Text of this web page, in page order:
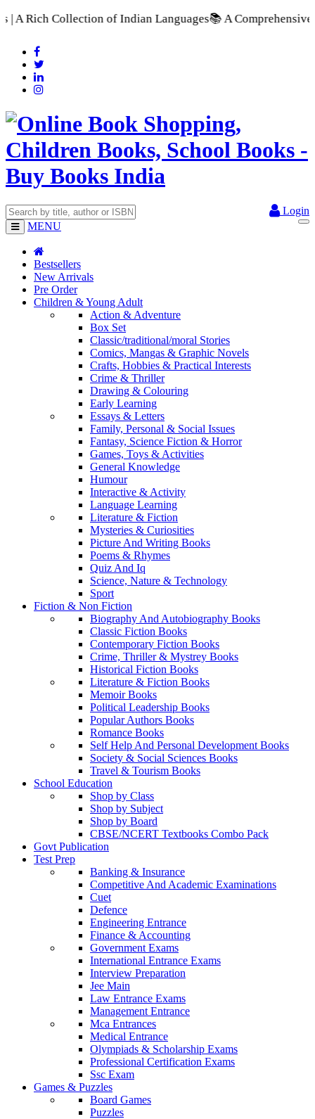
of Indian Languages📚 A Comprehensive Range of
Login
MENU
Bestsellers
New Arrivals
Pre Order
Children & Young Adult
Action & Adventure
Box Set
Classic/traditional/moral Stories
Comics, Mangas & Graphic Novels
Crafts, Hobbies & Practical Interests
Crime & Thriller
Drawing & Colouring
Early Learning
Essays & Letters
Family, Personal & Social Issues
Fantasy, Science Fiction & Horror
Games, Toys & Activities
General Knowledge
Humour
Interactive & Activity
Language Learning
Literature & Fiction
Mysteries & Curiosities
Picture And Writing Books
Poems & Rhymes
Quiz And Iq
Science, Nature & Technology
Sport
Fiction & Non Fiction
Biography And Autobiography Books
Classic Fiction Books
Contemporary Fiction Books
Crime, Thriller & Mystrey Books
Historical Fiction Books
Literature & Fiction Books
Memoir Books
Political Leadership Books
Popular Authors Books
Romance Books
Self Help And Personal Development Books
Society & Social Sciences Books
Travel & Tourism Books
School Education
Shop by Class
Shop by Subject
Shop by Board
CBSE/NCERT Textbooks Combo Pack
Govt Publication
Test Prep
Banking & Insurance
Competitive And Academic Examinations
Cuet
Defence
Engineering Entrance
Finance & Accounting
Government Exams
International Entrance Exams
Interview Preparation
Jee Main
Law Entrance Exams
Management Entrance
Mca Entrances
Medical Entrance
Olympiads & Scholarship Exams
Professional Certification Exams
Ssc Exam
Games & Puzzles
Board Games
Puzzles